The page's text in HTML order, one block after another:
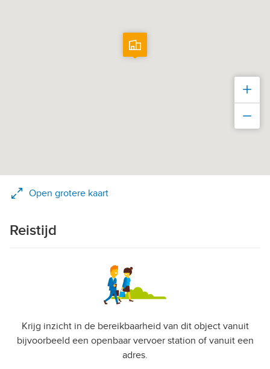
Open grotere kaart
Reistijd
Krijg inzicht in de bereikbaarheid van dit object vanuit
bijvoorbeeld een openbaar vervoer station of vanuit een
adres.